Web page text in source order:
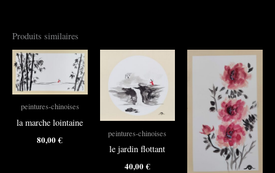
Produits similaires
peintures-chinoises
la marche lointaine
80,00€
peintures-chinoises
le jardin flottant
40,00€